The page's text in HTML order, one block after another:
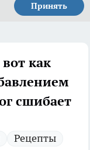
Принять
как
сшибает
Рецепты